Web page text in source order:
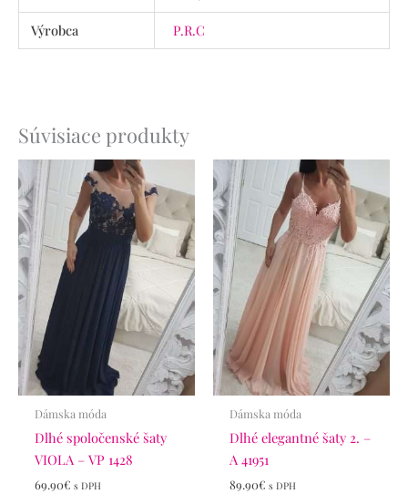
Výrobca
P.R.C
Súvisiace produkty
Dámska móda
Dlhé spoločenské šaty
VIOLA – VP 1428
69.90€ s DPH
Dámska móda
Dlhé elegantné šaty 2. –
A 41951
89.90€ s DPH